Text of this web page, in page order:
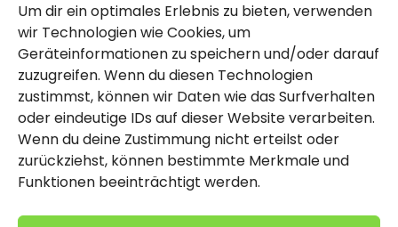
Um dir ein optimales Erlebnis zu bieten, verwenden
wir Technologien wie Cookies, um
Geräteinformationen zu speichern und/oder darauf
zuzugreifen. Wenn du diesen Technologien
zustimmst, können wir Daten wie das Surfverhalten
oder eindeutige IDs auf dieser Website verarbeiten.
Wenn du deine Zustimmung nicht erteilst oder
zurückziehst, können bestimmte Merkmale und
Funktionen beeinträchtigt werden.
Rechtlich
Impressum
Datenschutzerklärung
Cookie-Richtlinie (EU)